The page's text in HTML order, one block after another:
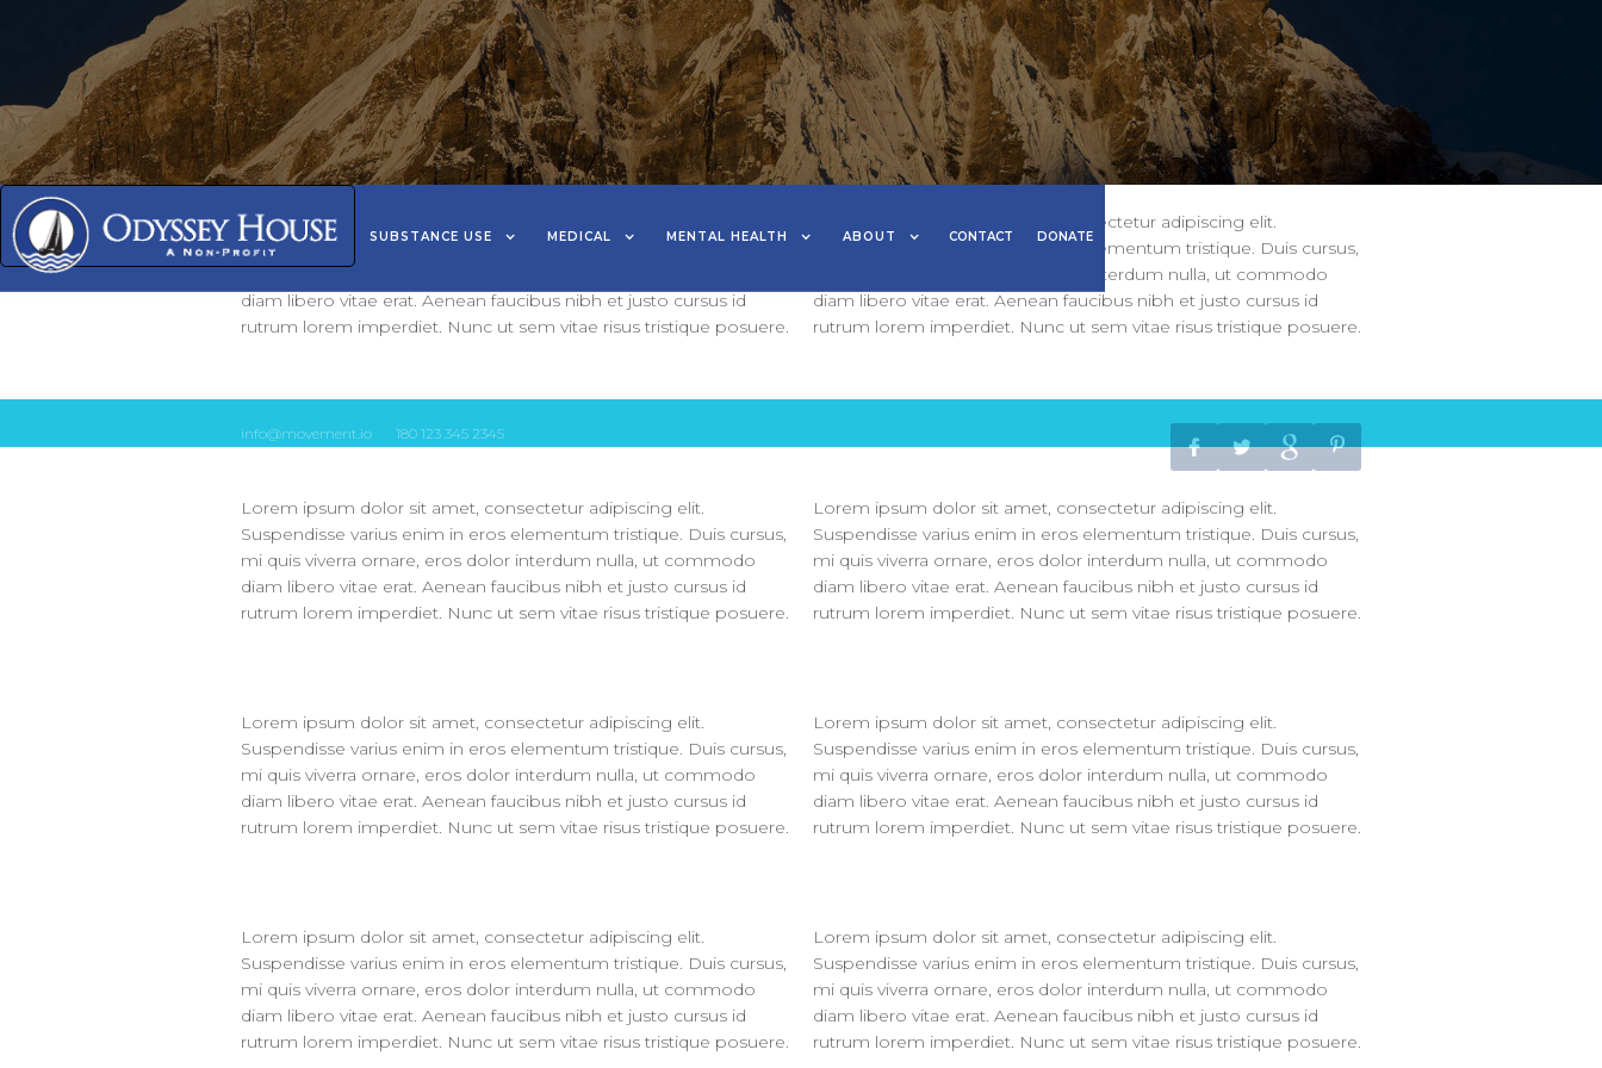
SUBSTANCE USE MEDICAL MENTAL HEALTH ABOUT CONTACT DONATE
Lorem ipsum dolor sit amet, consectetur adipiscing elit.
Suspendisse varius enim in eros elementum tristique. Duis cursus,
mi quis viverra ornare, eros dolor interdum nulla, ut commodo
diam libero vitae erat. Aenean faucibus nibh et justo cursus id
rutrum lorem imperdiet. Nunc ut sem vitae risus tristique posuere.
Lorem ipsum dolor sit amet, consectetur adipiscing elit.
Suspendisse varius enim in eros elementum tristique. Duis cursus,
mi quis viverra ornare, eros dolor interdum nulla, ut commodo
diam libero vitae erat. Aenean faucibus nibh et justo cursus id
rutrum lorem imperdiet. Nunc ut sem vitae risus tristique posuere.
info@movement.io 180 123 345 2345
Lorem ipsum dolor sit amet, consectetur adipiscing elit.
Suspendisse varius enim in eros elementum tristique. Duis cursus,
mi quis viverra ornare, eros dolor interdum nulla, ut commodo
diam libero vitae erat. Aenean faucibus nibh et justo cursus id
rutrum lorem imperdiet. Nunc ut sem vitae risus tristique posuere.
Lorem ipsum dolor sit amet, consectetur adipiscing elit.
Suspendisse varius enim in eros elementum tristique. Duis cursus,
mi quis viverra ornare, eros dolor interdum nulla, ut commodo
diam libero vitae erat. Aenean faucibus nibh et justo cursus id
rutrum lorem imperdiet. Nunc ut sem vitae risus tristique posuere.
Lorem ipsum dolor sit amet, consectetur adipiscing elit.
Suspendisse varius enim in eros elementum tristique. Duis cursus,
mi quis viverra ornare, eros dolor interdum nulla, ut commodo
diam libero vitae erat. Aenean faucibus nibh et justo cursus id
rutrum lorem imperdiet. Nunc ut sem vitae risus tristique posuere.
Lorem ipsum dolor sit amet, consectetur adipiscing elit.
Suspendisse varius enim in eros elementum tristique. Duis cursus,
mi quis viverra ornare, eros dolor interdum nulla, ut commodo
diam libero vitae erat. Aenean faucibus nibh et justo cursus id
rutrum lorem imperdiet. Nunc ut sem vitae risus tristique posuere.
Lorem ipsum dolor sit amet, consectetur adipiscing elit.
Suspendisse varius enim in eros elementum tristique. Duis cursus,
mi quis viverra ornare, eros dolor interdum nulla, ut commodo
diam libero vitae erat. Aenean faucibus nibh et justo cursus id
rutrum lorem imperdiet. Nunc ut sem vitae risus tristique posuere.
Lorem ipsum dolor sit amet, consectetur adipiscing elit.
Suspendisse varius enim in eros elementum tristique. Duis cursus,
mi quis viverra ornare, eros dolor interdum nulla, ut commodo
diam libero vitae erat. Aenean faucibus nibh et justo cursus id
rutrum lorem imperdiet. Nunc ut sem vitae risus tristique posuere.